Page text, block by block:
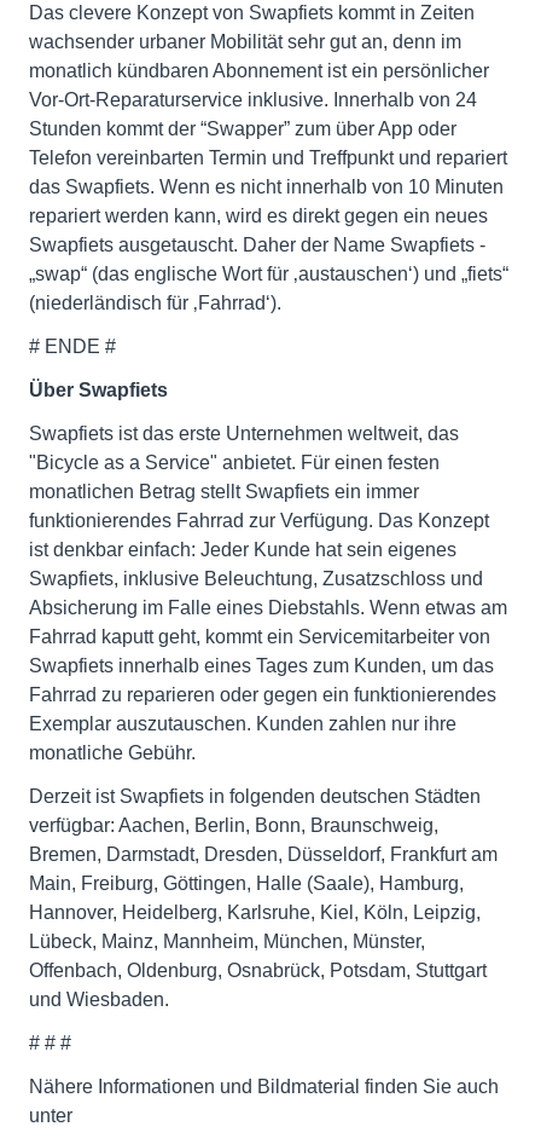
Das clevere Konzept von Swapfiets kommt in Zeiten
wachsender urbaner Mobilität sehr gut an, denn im
monatlich kündbaren Abonnement ist ein persönlicher
Vor-Ort-Reparaturservice inklusive. Innerhalb von 24
Stunden kommt der “Swapper” zum über App oder
Telefon vereinbarten Termin und Treffpunkt und repariert
das Swapfiets. Wenn es nicht innerhalb von 10 Minuten
repariert werden kann, wird es direkt gegen ein neues
Swapfiets ausgetauscht. Daher der Name Swapfiets -
„swap“ (das englische Wort für ‚austauschen‘) und „fiets“
(niederländisch für ‚Fahrrad‘).
# ENDE #
Über Swapfiets
Swapfiets ist das erste Unternehmen weltweit, das
"Bicycle as a Service" anbietet. Für einen festen
monatlichen Betrag stellt Swapfiets ein immer
funktionierendes Fahrrad zur Verfügung. Das Konzept
ist denkbar einfach: Jeder Kunde hat sein eigenes
Swapfiets, inklusive Beleuchtung, Zusatzschloss und
Absicherung im Falle eines Diebstahls. Wenn etwas am
Fahrrad kaputt geht, kommt ein Servicemitarbeiter von
Swapfiets innerhalb eines Tages zum Kunden, um das
Fahrrad zu reparieren oder gegen ein funktionierendes
Exemplar auszutauschen. Kunden zahlen nur ihre
monatliche Gebühr.
Derzeit ist Swapfiets in folgenden deutschen Städten
verfügbar: Aachen, Berlin, Bonn, Braunschweig,
Bremen, Darmstadt, Dresden, Düsseldorf, Frankfurt am
Main, Freiburg, Göttingen, Halle (Saale), Hamburg,
Hannover, Heidelberg, Karlsruhe, Kiel, Köln, Leipzig,
Lübeck, Mainz, Mannheim, München, Münster,
Offenbach, Oldenburg, Osnabrück, Potsdam, Stuttgart
und Wiesbaden.
# # #
Nähere Informationen und Bildmaterial finden Sie auch
unter